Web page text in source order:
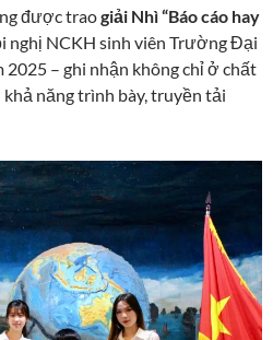
được traogiải Nhì “Báo cáo hay
nghị NCKH sinh viên Trường Đại
2025 – ghi nhận không chỉ ở chất
năng trình bày, truyền tải